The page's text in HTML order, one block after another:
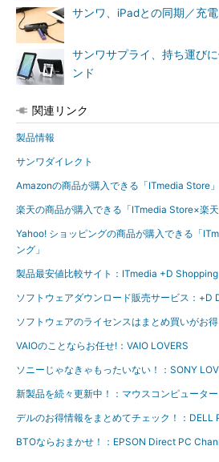
サンワ、iPadとの同期／充
サンワサプライ、持ち運び
ンド
関連リンク
製品情報
サンワダイレクト
Amazonの商品が購入できる「ITmedia Store」
楽天の商品が購入できる「ITmedia Store×楽天
Yahoo! ショッピングの商品が購入できる「
ング」
製品最安値比較サイト：ITmedia +D Shopping
ソフトウェアダウンロード販売サービス：+D
ソフトウェアのライセンスはまとめ買いがお
VAIOのことならお任せ!：VAIO LOVERS
ソニーじゃなきゃもったいない！：SONY
新製品を続々更新中！：マウスコンピュータ
デルのお得情報をまとめてチェック！：DELL
BTOならおまかせ！：EPSON Direct PC